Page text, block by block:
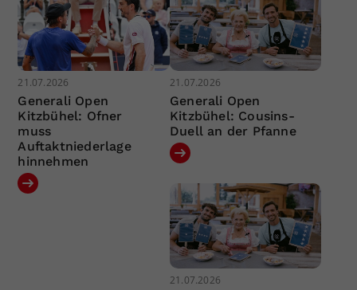
21.07.2026
Generali Open
Kitzbühel: Ofner
muss
Auftaktniederlage
hinnehmen
21.07.2026
Generali Open
Kitzbühel: Cousins-
Duell an der Pfanne
21.07.2026